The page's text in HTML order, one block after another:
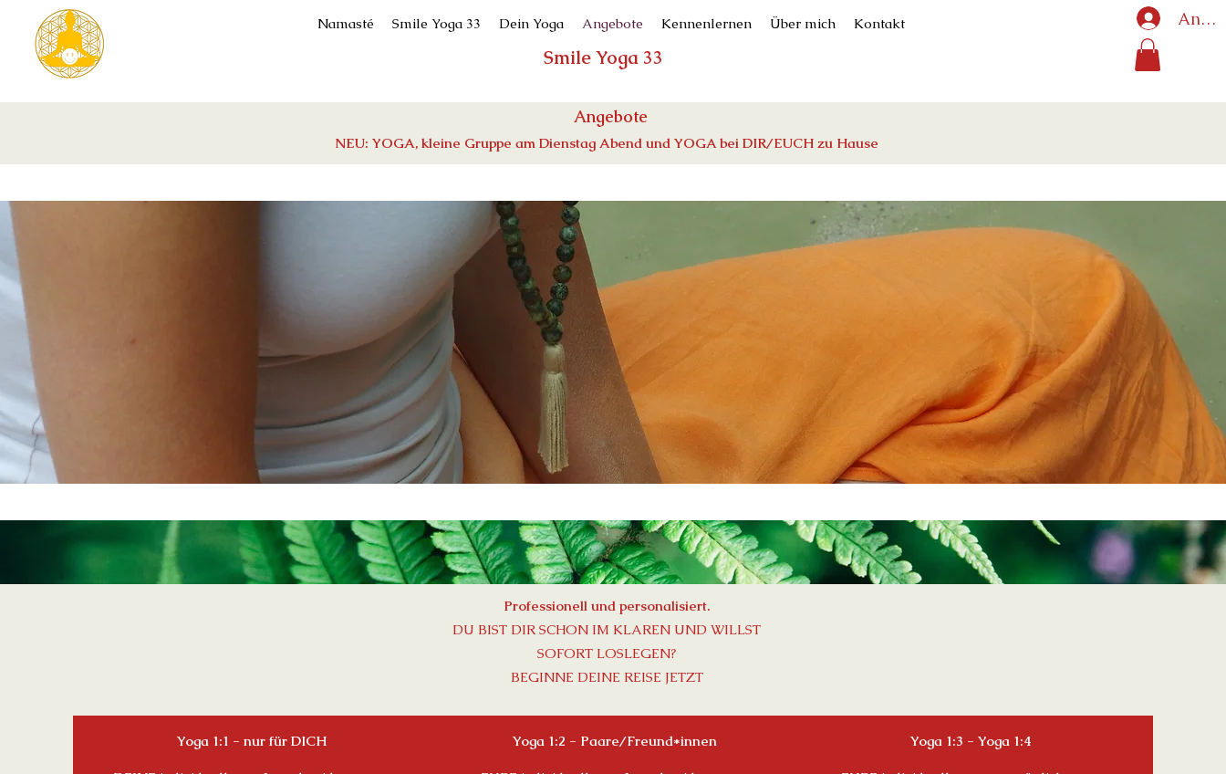
Namasté Smile Yoga 33 Dein Yoga Angebote Kennenlernen Über mich Kontakt
Smile Yoga 33
Angebote
NEU: YOGA, kleine Gruppe am Dienstag Abend und YOGA bei DIR/EUCH zu Hause
Professionell und personalisiert.
DU BIST DIR SCHON IM KLAREN UND WILLST
SOFORT LOSLEGEN?
BEGINNE DEINE REISE JETZT
Yoga 1:1 - nur für DICH Yoga 1:2 - Paare/Freund*innen Yoga 1:3 - Yoga 1:4